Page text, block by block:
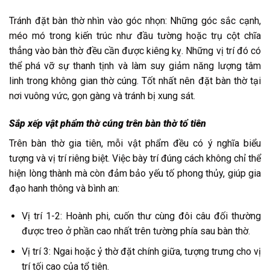
Tránh đặt bàn thờ nhìn vào góc nhọn: Những góc sắc cạnh,
méo mó trong kiến trúc như đầu tường hoặc trụ cột chĩa
thẳng vào bàn thờ đều cần được kiêng kỵ. Những vị trí đó có
thể phá vỡ sự thanh tịnh và làm suy giảm năng lượng tâm
linh trong không gian thờ cúng. Tốt nhất nên đặt bàn thờ tại
nơi vuông vức, gọn gàng và tránh bị xung sát.
Sắp xếp vật phẩm thờ cúng trên bàn thờ tổ tiên
Trên bàn thờ gia tiên, mỗi vật phẩm đều có ý nghĩa biểu
tượng và vị trí riêng biệt. Việc bày trí đúng cách không chỉ thể
hiện lòng thành mà còn đảm bảo yếu tố phong thủy, giúp gia
đạo hanh thông và bình an:
Vị trí 1-2: Hoành phi, cuốn thư cùng đôi câu đối thường
được treo ở phần cao nhất trên tường phía sau bàn thờ.
Vị trí 3: Ngai hoặc ỷ thờ đặt chính giữa, tượng trưng cho vị
trí tối cao của tổ tiên.